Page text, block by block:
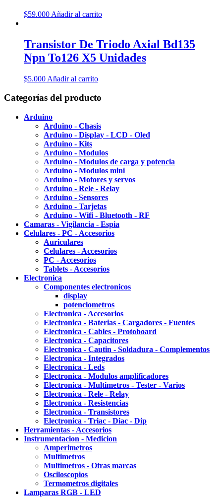
$59.000 Añadir al carrito
Transistor De Triodo Axial Bd135
Npn To126 X5 Unidades
$5.000 Añadir al carrito
Categorías del producto
Arduino
Arduino - Chasis
Arduino - Display - LCD - Oled
Arduino - Kits
Arduino - Modulos
Arduino - Modulos de carga y potencia
Arduino - Modulos mini
Arduino - Motores y servos
Arduino - Rele - Relay
Arduino - Sensores
Arduino - Tarjetas
Arduino - Wifi - Bluetooth - RF
Camaras - Vigilancia - Espia
Celulares - PC - Accesorios
Auriculares
Celulares - Accesorios
PC - Accesorios
Tablets - Accesorios
Electronica
Componentes electronicos
display
potenciometros
Electronica - Accesorios
Electronica - Baterias - Cargadores - Fuentes
Electronica - Cables - Protoboard
Electronica - Capacitores
Electronica - Cautin - Soldadura - Complementos
Electronica - Integrados
Electronica - Leds
Electronica - Modulos amplificadores
Electronica - Multimetros - Tester - Varios
Electronica - Rele - Relay
Electronica - Resistencias
Electronica - Transistores
Electronica - Triac - Diac - Dip
Herramientas - Accesorios
Instrumentacion - Medicion
Amperimetros
Multimetros
Multimetros - Otras marcas
Osciloscopios
Termometros digitales
Lamparas RGB - LED